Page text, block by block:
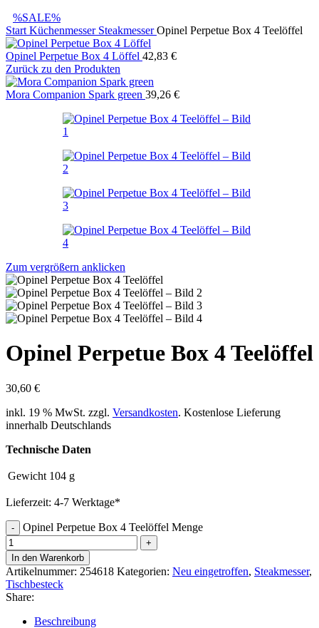
%SALE%
Start Küchenmesser SteakmesserOpinel Perpetue Box 4 Teelöffel
Opinel Perpetue Box 4 Löffel 42,83 €
Zurück zu den Produkten
Mora Companion Spark green 39,26 €
Zum vergrößern anklicken
Opinel Perpetue Box 4 Teelöffel
30,60 €
inkl. 19 % MwSt. zzgl. Versandkosten. Kostenlose Lieferung
innerhalb Deutschlands
Technische Daten
Gewicht 104 g
Lieferzeit: 4-7 Werktage*
Opinel Perpetue Box 4 Teelöffel Menge
In den Warenkorb
Artikelnummer: 254618 Kategorien: Neu eingetroffen, Steakmesser,
Tischbesteck
Share:
Beschreibung